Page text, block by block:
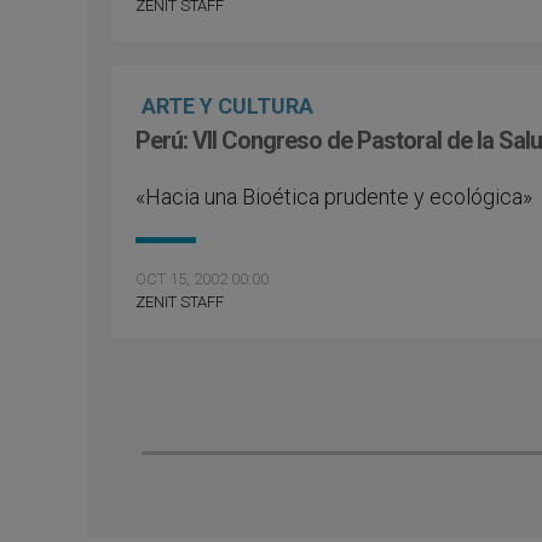
ZENIT STAFF
ARTE Y CULTURA
Perú: VII Congreso de Pastoral de la
«Hacia una Bioética prudente y ecológica»
OCT 15, 2002 00:00
ZENIT STAFF